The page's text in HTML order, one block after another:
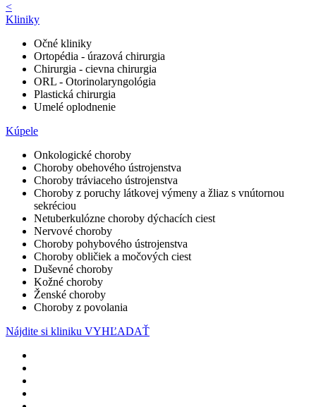
<
Kliniky
Očné kliniky
Ortopédia - úrazová chirurgia
Chirurgia - cievna chirurgia
ORL - Otorinolaryngológia
Plastická chirurgia
Umelé oplodnenie
Kúpele
Onkologické choroby
Choroby obehového ústrojenstva
Choroby tráviaceho ústrojenstva
Choroby z poruchy látkovej výmeny a žliaz s vnútornou
sekréciou
Netuberkulózne choroby dýchacích ciest
Nervové choroby
Choroby pohybového ústrojenstva
Choroby obličiek a močových ciest
Duševné choroby
Kožné choroby
Ženské choroby
Choroby z povolania
Nájdite si kliniku VYHĽADAŤ